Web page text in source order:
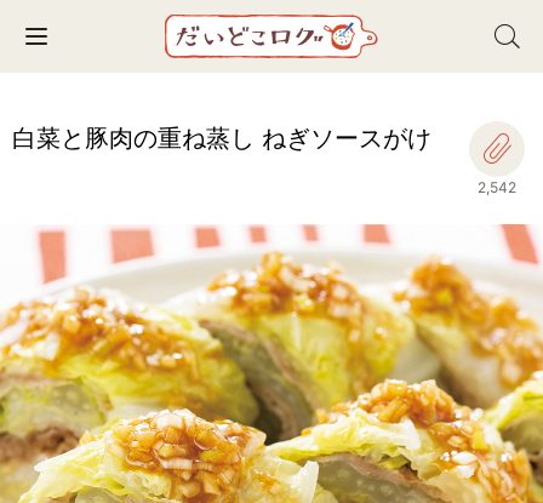
Toggle navigation
白菜と豚肉の重ね蒸し ねぎソースがけ
2,542